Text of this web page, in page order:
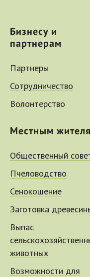
Бизнесу и
партнерам
Партнеры
Сотрудничество
Волонтерство
Местным
Общественный
Пчеловодство
Сенокошение
Заготовка
Выпас
животных
Возможности для